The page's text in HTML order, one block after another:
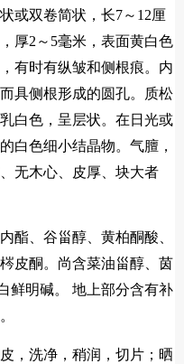
或双卷简状，长7～12厘
厚2～5毫米，表面黄白色
有时有纵皱和侧根痕。内
具侧根形成的圆孔。质松
白色，呈层状。在日光或
白色细小结晶物。气膻，
无木心、皮厚、块大者
酯、谷甾醇、黄柏酮酸、
皮酮。尚含菜油甾醇、茵
鲜明碱。 地上部分含有补
，洗净，稍润，切片；晒